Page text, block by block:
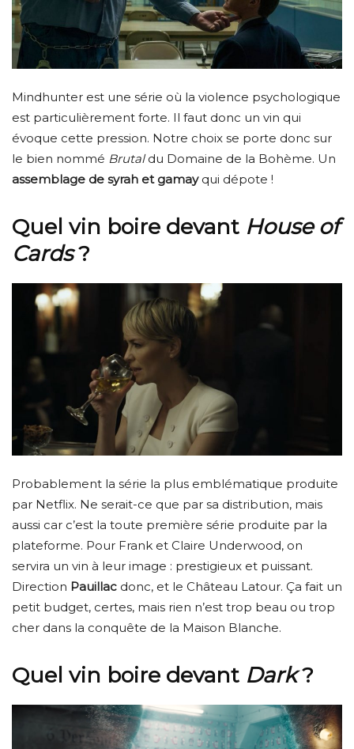
Mindhunter est une série où la violence psychologique
est particulièrement forte. Il faut donc un vin qui
évoque cette pression. Notre choix se porte donc sur
le bien nommé Brutaldu Domaine de la Bohème. Un
assemblage de syrah et gamayqui dépote !
Quel vin boire devant House of
Cards?
Probablement la série la plus emblématique produite
par Netflix. Ne serait-ce que par sa distribution, mais
aussi car c’est la toute première série produite par la
plateforme. Pour Frank et Claire Underwood, on
servira un vin à leur image : prestigieux et puissant.
Direction Pauillac donc, et le Château Latour. Ça fait un
petit budget, certes, mais rien n’est trop beau ou trop
cher dans la conquête de la Maison Blanche.
Quel vin boire devant Dark?